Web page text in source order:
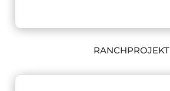
RANCHPROJEKT